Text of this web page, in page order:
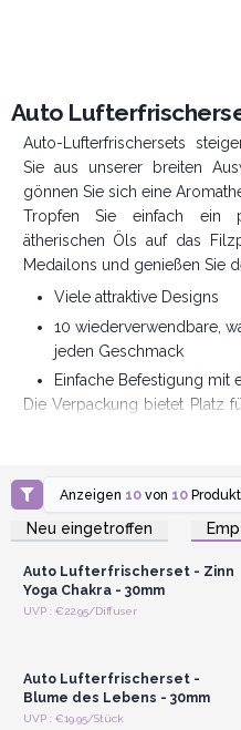
Auto
Auto-Lufterfrischersets
Sie aus unserer breiten
gönnen Sie sich eine
Tropfen Sie einfach ein
ätherischen Öls auf das
Medailons und genießen Sie
Viele attraktive Designs
10 wiederverwendbare,
jeden Geschmack
Einfache Befestigung mit
Die Verpackung bietet Platz
AWArtisan - Produzent und
Anzeigen 10 von 10
Neu eingetroffen
Anmelden oder
Registrieren für
Großhandelspreise
Auto Lufterfrischerset - Zinn
Yoga Chakra - 30mm
UVP : €22.95/Diffuser
Anmelden oder
Auto Lufterfrischerset -
Blume des Lebens - 30mm
UVP : €19.95/StückAnmelden oder